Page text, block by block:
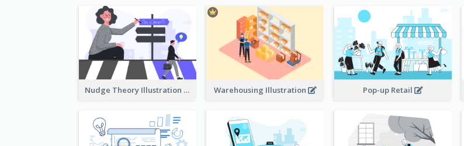
Nudge Theory Illustration Warehousing Illustration Pop-up Retail